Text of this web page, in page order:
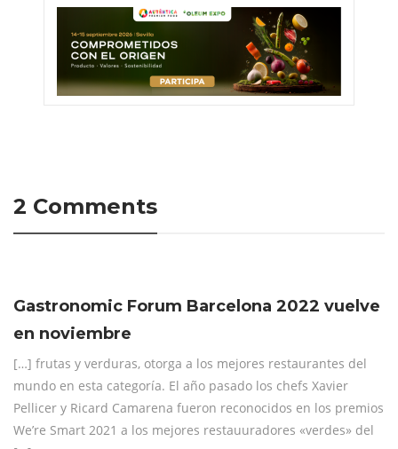
2 Comments
Gastronomic Forum Barcelona 2022 vuelve
en noviembre
[…] frutas y verduras, otorga a los mejores restaurantes del
mundo en esta categoría. El año pasado los chefs Xavier
Pellicer y Ricard Camarena fueron reconocidos en los premios
We’re Smart 2021 a los mejores restauuradores «verdes» del